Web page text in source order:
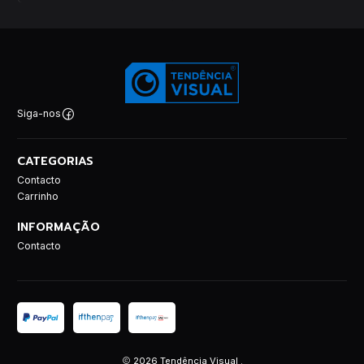
Siga-nos
CATEGORIAS
Contacto
Carrinho
INFORMAÇÃO
Contacto
2026 Tendência Visual .